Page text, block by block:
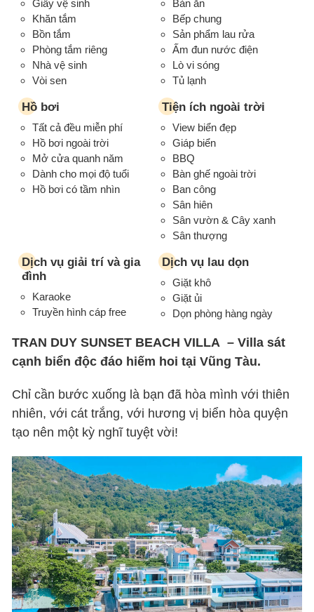
Giấy vệ sinh
Khăn tắm
Bồn tắm
Phòng tắm riêng
Nhà vệ sinh
Vòi sen
Bàn ăn
Bếp chung
Sản phẩm lau rửa
Ấm đun nước điện
Lò vi sóng
Tủ lạnh
Hồ bơi
Tất cả đều miễn phí
Hồ bơi ngoài trời
Mở cửa quanh năm
Dành cho mọi độ tuổi
Hồ bơi có tầm nhìn
Tiện ích ngoài trời
View biển đẹp
Giáp biển
BBQ
Bàn ghế ngoài trời
Ban công
Sân hiên
Sân vườn & Cây xanh
Sân thượng
Dịch vụ giải trí và gia
đình
Karaoke
Truyền hình cáp free
Dịch vụ lau dọn
Giặt khô
Giặt ủi
Dọn phòng hàng ngày
TRAN DUY SUNSET BEACH VILLA – Villa sát
cạnh biển độc đáo hiếm hoi tại Vũng Tàu.
Chỉ cần bước xuống là bạn đã hòa mình với thiên
nhiên, với cát trắng, với hương vị biển hòa quyện
tạo nên một kỳ nghĩ tuyệt vời!